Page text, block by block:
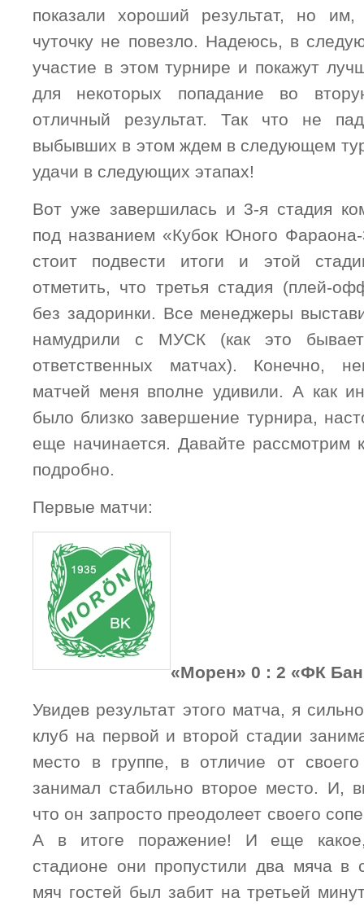
показали хороший результат, но
чуточку не повезло. Надеюсь, в
участие в этом турнире и покажут
для некоторых попадание во
отличный результат. Так что не
выбывших в этом ждем в следующем
удачи в следующих этапах!
Вот уже завершилась и 3-я стадия
под названием «Кубок Юного
стоит подвести итоги и этой
отметить, что третья стадия (плей-
без задоринки. Все менеджеры
намудрили с МУСК (как это
ответственных матчах). Конечно,
матчей меня вполне удивили. А как
было близко завершение турнира,
еще начинается. Давайте рассмотрим
подробно.
Первые матчи:
«Морен» 0 : 2 «ФК
Увидев результат этого матча, я
клуб на первой и второй стадии
место в группе, в отличие от
занимал стабильно второе место. И,
что он запросто преодолеет своего
А в итоге поражение! И еще
стадионе они пропустили два мяча в
мяч гостей был забит на третьей